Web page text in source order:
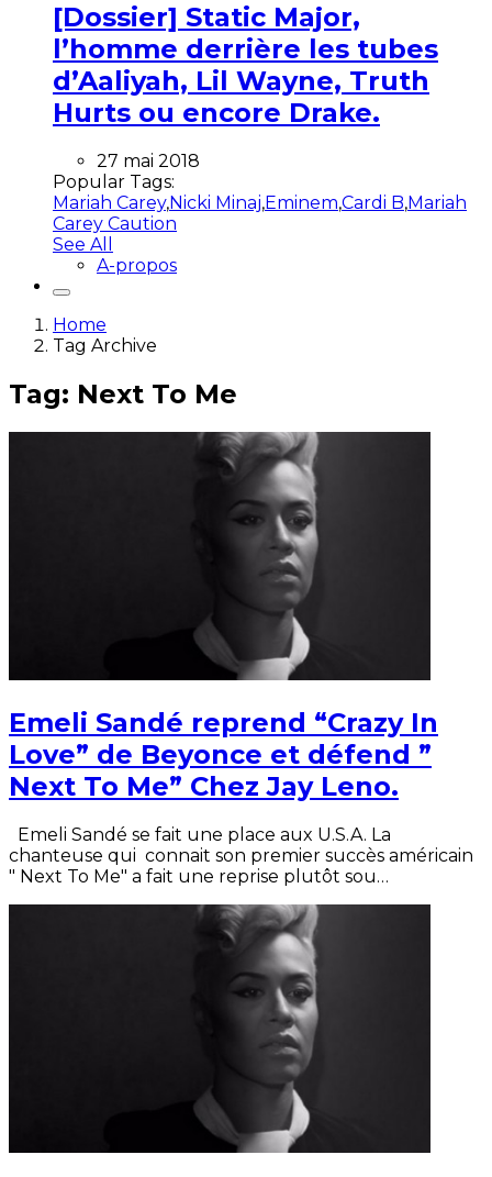
[Dossier] Static Major,
l’homme derrière les tubes
d’Aaliyah, Lil Wayne, Truth
Hurts ou encore Drake.
27 mai 2018
Popular Tags:
Mariah Carey,Nicki Minaj,Eminem,Cardi B,Mariah
Carey Caution
See All
A-propos
Home
Tag Archive
Tag: Next To Me
Emeli Sandé reprend “Crazy In
Love” de Beyonce et défend ”
Next To Me” Chez Jay Leno.
Emeli Sandé se fait une place aux U.S.A. La
chanteuse qui connait son premier succès américain
" Next To Me" a fait une reprise plutôt sou…